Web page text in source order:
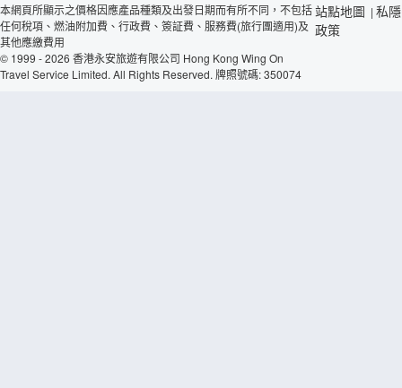
本網頁所顯示之價格因應產品種類及出發日期而有所不同，不包括
任何稅項、燃油附加費、行政費、簽証費、服務費(旅行團適用)及
其他應繳費用
© 1999 - 2026 香港永安旅遊有限公司 Hong Kong Wing On
Travel Service Limited. All Rights Reserved. 牌照號碼: 350074
站點地圖 | 私隱
政策